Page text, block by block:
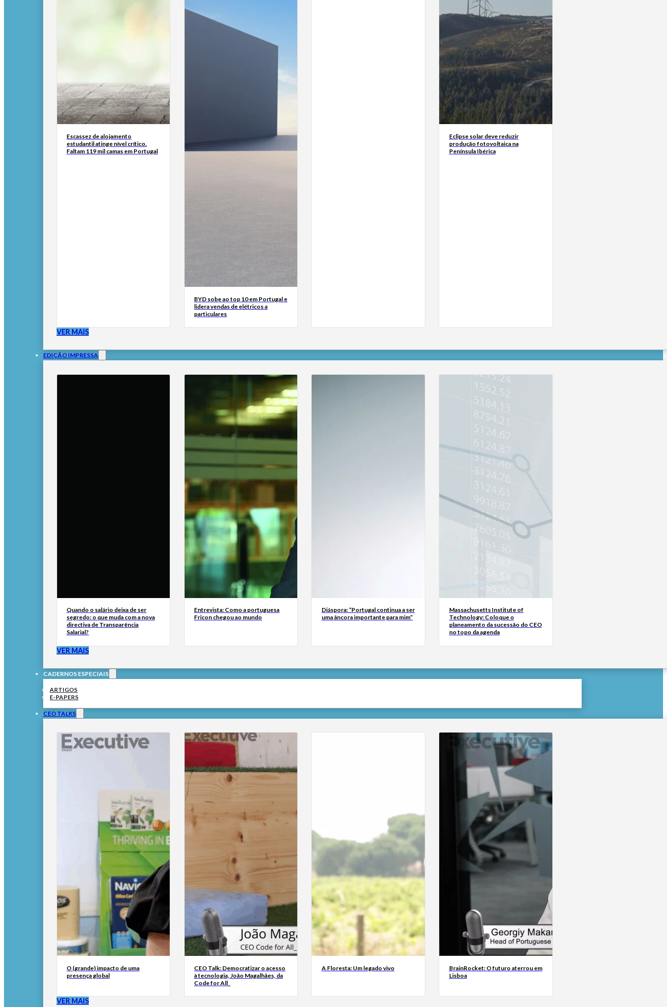
Escassez de alojamento
estudantil atinge nível crítico.
Faltam 119 mil camas em Portugal
BYD sobe ao top 10 em Portugal e
lidera vendas de elétricos a
particulares
Eclipse solar deve reduzir
produção fotovoltaica na
Península Ibérica
VER MAIS
EDIÇÃO IMPRESSA
Quando o salário deixa de ser
segredo: o que muda com a nova
directiva de Transparência
Salarial?
Entrevista: Como a portuguesa
Fricon chegou ao mundo
Diáspora: “Portugal continua a ser
uma âncora importante para mim”
Massachusetts Institute of
Technology: Coloque o
planeamento da sucessão do CEO
no topo da agenda
VER MAIS
CADERNOS ESPECIAIS
ARTIGOS
E-PAPERS
CEO TALKS
O (grande) impacto de uma
presença global
CEO Talk: Democratizar o acesso
à tecnologia, João Magalhães, da
Code for All_
A Floresta: Um legado vivo
BrainRocket: O futuro aterrou em
Lisboa
VER MAIS